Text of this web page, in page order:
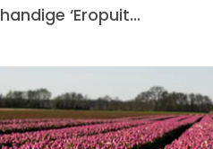
handige ‘Eropuit...